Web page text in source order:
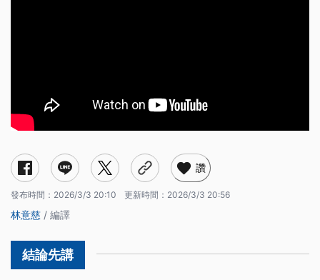
讚
發布時間： 2026/3/3 20:10 更新時間： 2026/3/3 20:56
林意慈 / 編譯